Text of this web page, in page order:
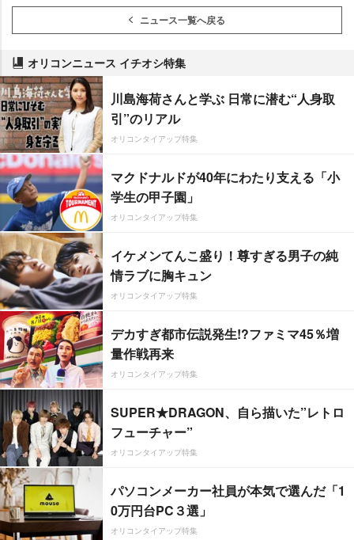
ニュース一覧へ戻る
オリコンニュース イチオシ特集
川島海荷さんと学ぶ 日常に潜む“人身取
引”のリアル
オリコンタイアップ特集
マクドナルドが40年にわたり支える「小
学生の甲子園」
オリコンタイアップ特集
イケメンてんこ盛り！尊すぎる男子の純
情ラブに胸キュン
オリコンタイアップ特集
デカすぎ都市伝説発生!?ファミマ45％増
量作戦再来
オリコンタイアップ特集
SUPER★DRAGON、自ら描いた”レトロ
フューチャー”
オリコンタイアップ特集
パソコンメーカー社員が本気で選んだ「1
0万円台PC３選」
オリコンタイアップ特集